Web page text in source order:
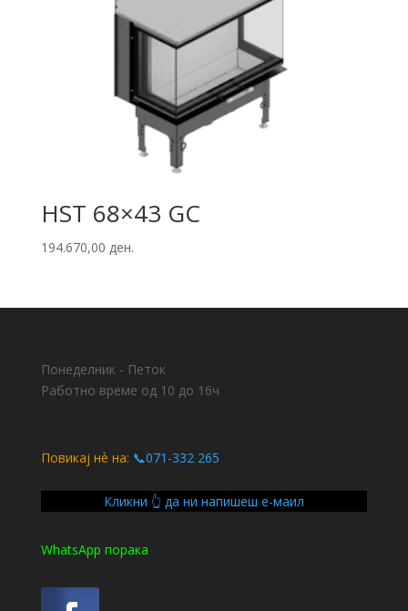
HST 68×43 GC
194.670,00 ден.
Понеделник - Петок
Работно време од 10 до 16ч
Повикај нѐ на: 📞071-332 265
Кликни 👆 да ни напишеш е-маил
WhatsApp порака